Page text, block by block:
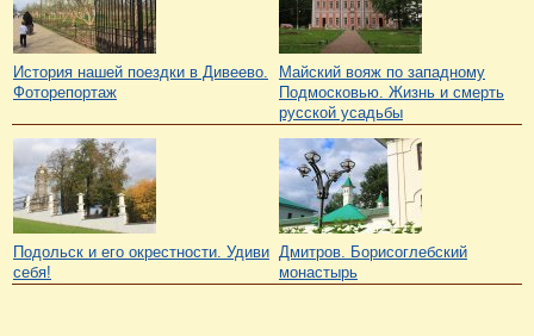
История нашей поездки в Дивеево.
Фоторепортаж
Майский вояж по западному
Подмосковью. Жизнь и смерть
русской усадьбы
Подольск и его окрестности. Удиви
себя!
Дмитров. Борисоглебский
монастырь